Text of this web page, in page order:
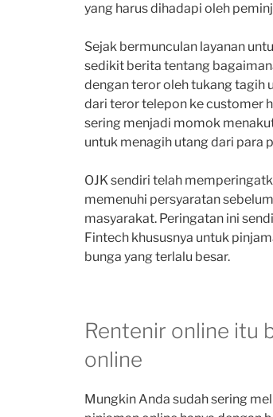
yang harus dihadapi oleh
Sejak bermunculan layanan
sedikit berita tentang
dengan teror oleh tukang tagih
dari teror telepon ke customer
sering menjadi momok
untuk menagih utang dari para
OJK sendiri telah
memenuhi persyaratan
masyarakat. Peringatan ini
Fintech khususnya untuk
bunga yang terlalu besar.
Rentenir online itu
online
Mungkin Anda sudah sering